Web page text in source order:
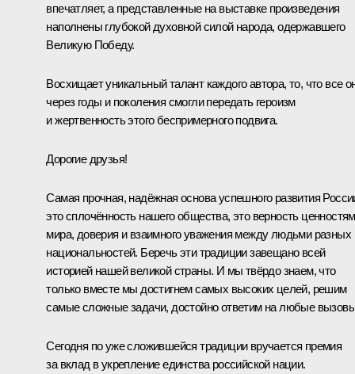
впечатляет, а представленные на выставке произведения
наполнены глубокой духовной силой народа, одержавшего
Великую Победу.
Восхищает уникальный талант каждого автора, то, что все
через годы и поколения смогли передать героизм
и жертвенность этого беспримерного подвига.
Дорогие друзья!
Самая прочная, надёжная основа успешного развития
это сплочённость нашего общества, это верность ценностям
мира, доверия и взаимного уважения между людьми разных
национальностей. Беречь эти традиции завещано всей
историей нашей великой страны. И мы твёрдо знаем, что
только вместе мы достигнем самых высоких целей, решим
самые сложные задачи, достойно ответим на любые
Сегодня по уже сложившейся традиции вручается премия
за вклад в укрепление единства российской нации.